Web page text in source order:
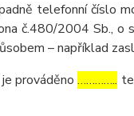
telefonní číslo
č.480/2004 Sb., o
– například
je prováděno…………..